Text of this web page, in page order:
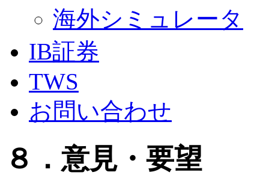
海外シミュレータ
IB証券
TWS
お問い合わせ
８．意見・要望